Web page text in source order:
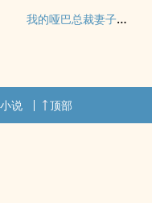
我的哑巴总裁妻子（双A）
说 顶部